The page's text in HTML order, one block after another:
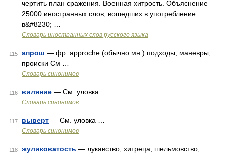
чертить план сражения. Военная хитрость. Объяснение
25000 иностранных слов, вошедших в употребление
в&#8230; …
Словарь иностранных слов русского языка
115 апрош — фр. approche (обычно мн.) подходы, маневры,
происки См …
Словарь синонимов
116 виляние — См. уловка …
Словарь синонимов
117 выверт — См. уловка …
Словарь синонимов
118 жуликоватость — лукавство, хитреца, шельмовство,